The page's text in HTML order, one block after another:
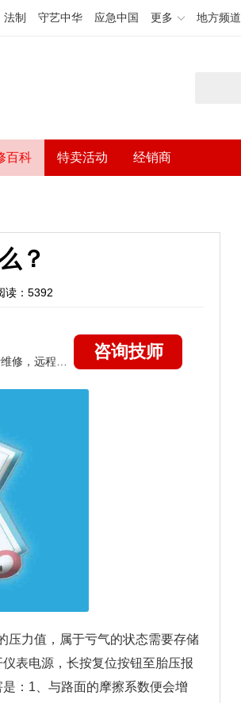
法制 守艺中华 应急中国 更多 地方频道
百科 特卖活动 经销商
？
读：5392
咨询技师
压力值，属于亏气的状态需要存储
表电源，长按复位按钮至胎压报
：1、与路面的摩擦系数便会增